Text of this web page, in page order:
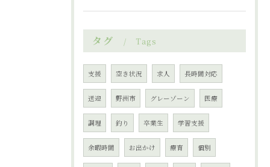
タグ Tags
支援 空き状況 求人 長時間対応
送迎 野洲市 グレーゾーン 医療
調理 釣り 卒業生 学習支援
余暇時間 お出かけ 療育 個別